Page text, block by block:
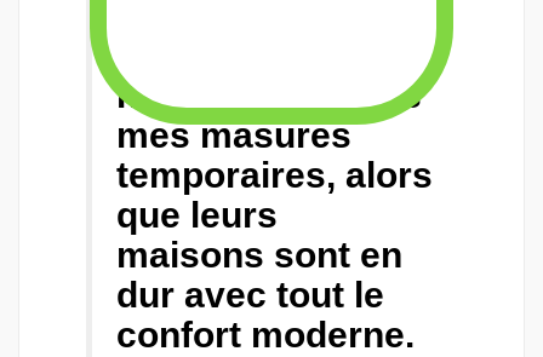
nous vivons dans
mes masures
temporaires, alors
que leurs
maisons sont en
dur avec tout le
confort moderne.